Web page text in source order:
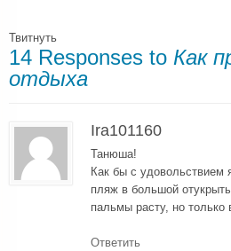
Твитнуть
14 Responses to Как
отдыха
Ira101160
Танюша!
Как бы с удовольствием
пляж в большой
пальмы расту, но только
Ответить